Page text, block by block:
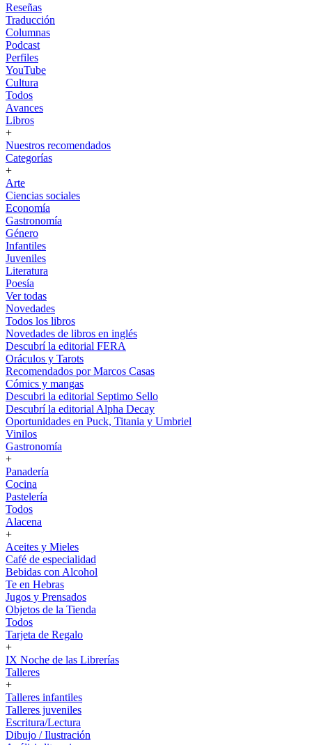
Reseñas
Traducción
Columnas
Podcast
Perfiles
YouTube
Cultura
Todos
Avances
Libros
+
Nuestros recomendados
Categorías
+
Arte
Ciencias sociales
Economía
Gastronomía
Género
Infantiles
Juveniles
Literatura
Poesía
Ver todas
Novedades
Todos los libros
Novedades de libros en inglés
Descubrí la editorial FERA
Oráculos y Tarots
Recomendados por Marcos Casas
Cómics y mangas
Descubri la editorial Septimo Sello
Descubrí la editorial Alpha Decay
Oportunidades en Puck, Titania y Umbriel
Vinilos
Gastronomía
+
Panadería
Cocina
Pastelería
Todos
Alacena
+
Aceites y Mieles
Café de especialidad
Bebidas con Alcohol
Te en Hebras
Jugos y Prensados
Objetos de la Tienda
Todos
Tarjeta de Regalo
+
IX Noche de las Librerías
Talleres
+
Talleres infantiles
Talleres juveniles
Escritura/Lectura
Dibujo / Ilustración